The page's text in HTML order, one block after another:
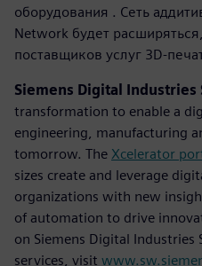
оборудования . Сеть
Network будет
поставщиков услуг 3D-
Siemens Digital Industries
transformation to enable a
engineering, manufacturing
tomorrow. The Xcelerator
sizes create and leverage
organizations with new
of automation to drive
on Siemens Digital Industries
services, visit